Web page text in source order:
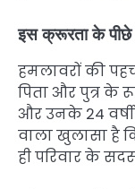
इस क्रूरता के पीछे
हमलावरों की
पिता और पुत्र के
और उनके 24
वाला खुलासा है
ही परिवार के